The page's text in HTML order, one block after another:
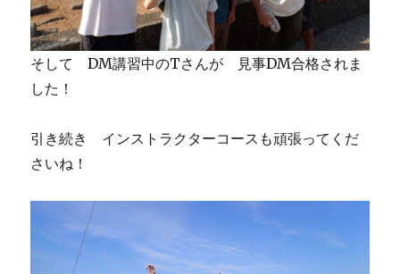
そして DM講習中のTさんが 見事DM合格されま
した！
引き続き インストラクターコースも頑張ってくだ
さいね！